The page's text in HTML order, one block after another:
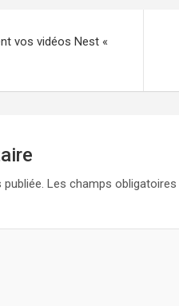
vos vidéos Nest «
Les champs